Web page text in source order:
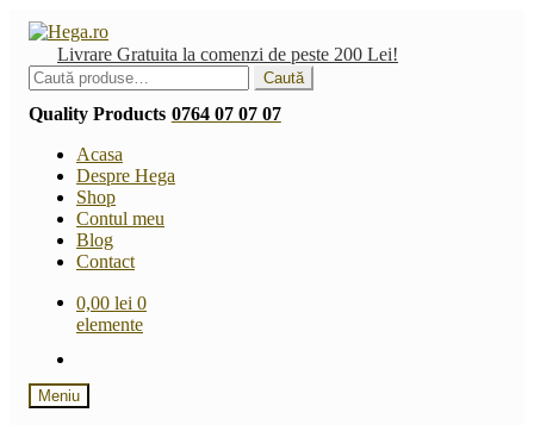
Sari
navigare
Sari
conținut
Livrare Gratuita la comenzi de peste 200 Lei!
Caută
după:
Caută
Quality Products 0764 07 07 07
Acasa
Despre Hega
Shop
Contul meu
Blog
Contact
0,00 lei 0
elemente
Meniu